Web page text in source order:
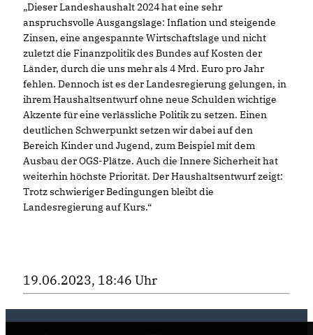
Dieser Landeshaushalt 2024 hat eine sehr
anspruchsvolle Ausgangslage: Inflation und steigende
Zinsen, eine angespannte Wirtschaftslage und nicht
zuletzt die Finanzpolitik des Bundes auf Kosten der
Länder, durch die uns mehr als 4 Mrd. Euro pro Jahr
fehlen. Dennoch ist es der Landesregierung gelungen, in
ihrem Haushaltsentwurf ohne neue Schulden wichtige
Akzente für eine verlässliche Politik zu setzen. Einen
deutlichen Schwerpunkt setzen wir dabei auf den
Bereich Kinder und Jugend, zum Beispiel mit dem
Ausbau der OGS-Plätze. Auch die Innere Sicherheit hat
weiterhin höchste Priorität. Der Haushaltsentwurf zeigt:
Trotz schwieriger Bedingungen bleibt die
Landesregierung auf Kurs.“
19.06.2023, 18:46 Uhr